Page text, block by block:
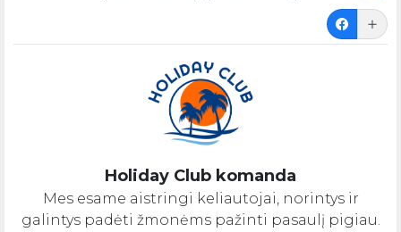
Holiday Club komanda
Mes esame aistringi keliautojai, norintys ir
galintys padėti žmonėms pažinti pasaulį pigiau.